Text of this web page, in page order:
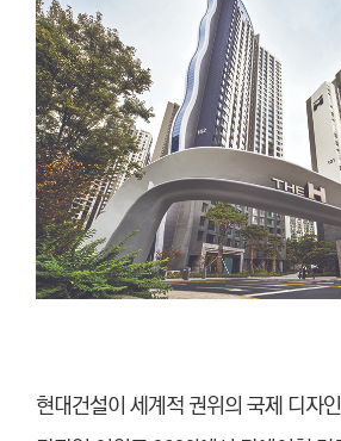
현대건설이 세계적 권위의 국제 디자